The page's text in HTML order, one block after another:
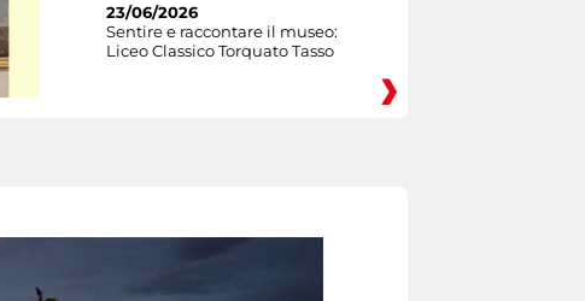
23/06/2026
Sentire e raccontare il museo:
Liceo Classico Torquato Tasso